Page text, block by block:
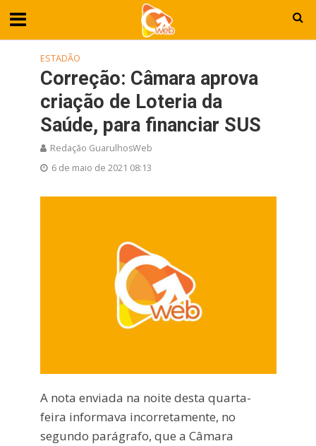
ESTADÃO
Correção: Câmara aprova
criação de Loteria da
Saúde, para financiar SUS
Redação GuarulhosWeb
6 de maio de 2021 08:13
A nota enviada na noite desta quarta-
feira informava incorretamente, no
segundo parágrafo, que a Câmara